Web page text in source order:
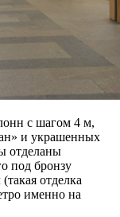
с шагом 4 м,
и украшенных
отделаны
под бронзу
отделка
именно на